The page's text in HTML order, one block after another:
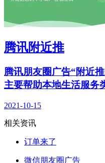
腾讯附近推
腾讯朋友圈广告“附近
主要帮助本地生活服务
2021-10-15
相关资讯
订单来了
微信朋友圈广告